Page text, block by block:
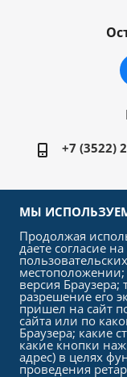
+7 (3522)
640027,
МЫ ИСПОЛЬЗУЕМ
Продолжая
даете согласие
версия Браузера;
разрешение его
пришел на сайт
сайта или по
Браузера; какие
какие кнопки
адрес) в целях
проведения